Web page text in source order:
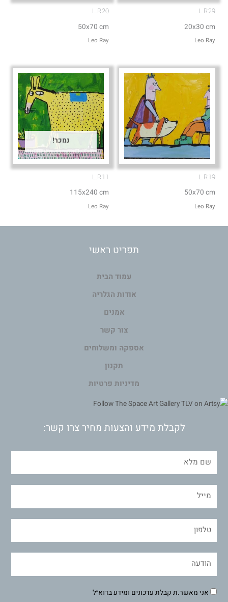
L.R29
20x30 cm
Leo Ray
L.R20
50x70 cm
Leo Ray
L.R19
50x70 cm
Leo Ray
נמכר!
L.R11
115x240 cm
Leo Ray
תפריט ראשי
עמוד הבית
אודות הגלריה
אמנים
צור קשר
אספקה ומשלוחים
תקנון
מדיניות פרטיות
לקבלת מידע והצעות מחיר צרו קשר:
אני מאשר.ת קבלת עדכונים ומידע בדוא״ל